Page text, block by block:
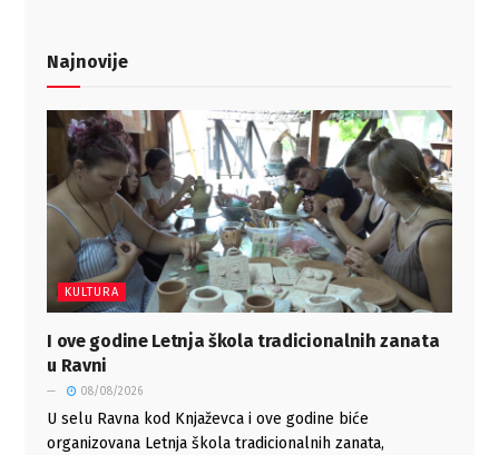
Najnovije
KULTURA
I ove godine Letnja škola tradicionalnih zanata
u Ravni
08/08/2026
U selu Ravna kod Knjaževca i ove godine biće
organizovana Letnja škola tradicionalnih zanata,